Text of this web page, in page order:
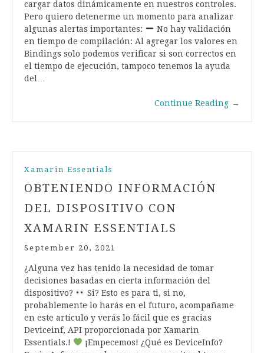
cargar datos dinámicamente en nuestros controles.
Pero quiero detenerme un momento para analizar
algunas alertas importantes:
No hay validación
en tiempo de compilación: Al agregar los valores en
Bindings solo podemos verificar si son correctos en
el tiempo de ejecución, tampoco tenemos la ayuda
del…
Continue Reading →
Xamarin Essentials
OBTENIENDO INFORMACIÓN
DEL DISPOSITIVO CON
XAMARIN ESSENTIALS
September 20, 2021
¿Alguna vez has tenido la necesidad de tomar
decisiones basadas en cierta información del
dispositivo?
Si? Esto es para ti, si no,
probablemente lo harás en el futuro, acompañame
en este artículo y verás lo fácil que es gracias
Deviceinf, API proporcionada por Xamarin
Essentials.!
¡Empecemos! ¿Qué es DeviceInfo?